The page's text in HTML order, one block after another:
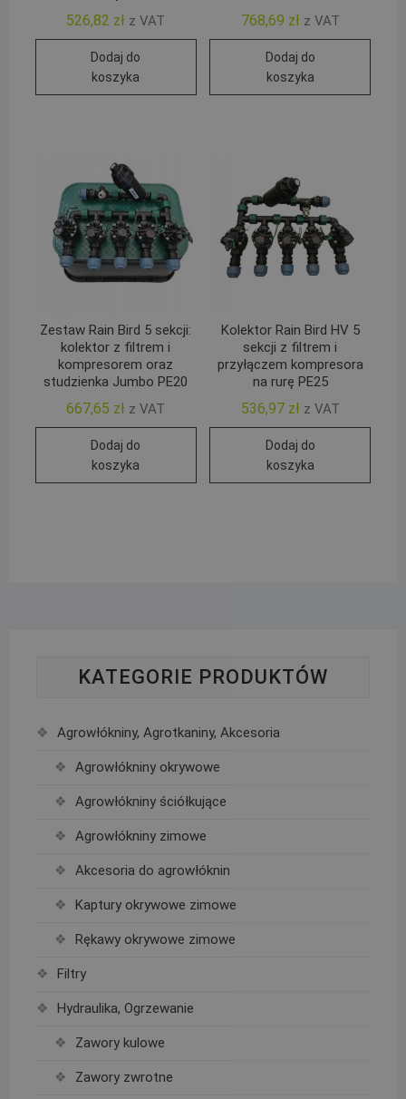
526,82 zł z VAT
Dodaj do
koszyka
768,69 zł z VAT
Dodaj do
koszyka
Zestaw Rain Bird 5 sekcji:
kolektor z filtrem i
kompresorem oraz
studzienka Jumbo PE20
667,65 zł z VAT
Dodaj do
koszyka
Kolektor Rain Bird HV 5
sekcji z filtrem i
przyłączem kompresora
na rurę PE25
536,97 zł z VAT
Dodaj do
koszyka
KATEGORIE PRODUKTÓW
Agrowłókniny, Agrotkaniny, Akcesoria
Agrowłókniny okrywowe
Agrowłókniny ściółkujące
Agrowłókniny zimowe
Akcesoria do agrowłóknin
Kaptury okrywowe zimowe
Rękawy okrywowe zimowe
Filtry
Hydraulika, Ogrzewanie
Zawory kulowe
Zawory zwrotne